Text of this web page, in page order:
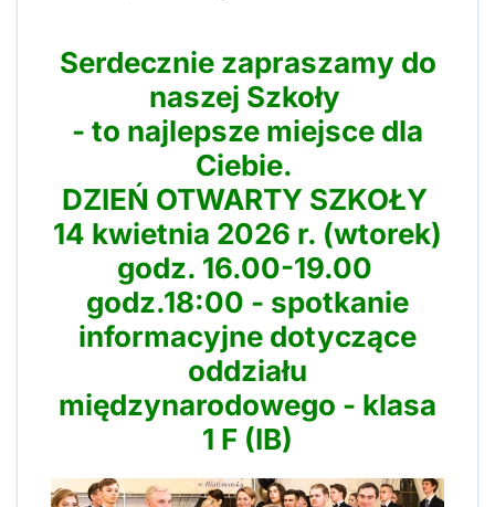
Serdecznie zapraszamy do
naszej Szkoły
- to najlepsze miejsce dla
Ciebie.
DZIEŃ OTWARTY SZKOŁY
14 kwietnia 2026 r. (wtorek)
godz. 16.00-19.00
godz.18:00 - spotkanie
informacyjne dotyczące
oddziału
międzynarodowego - klasa
1 F (IB)